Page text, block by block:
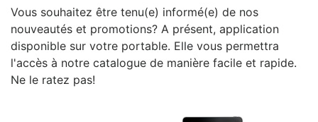
Vous souhaitez être tenu(e) informé(e) de nos
nouveautés et promotions? A présent, application
disponible sur votre portable. Elle vous permettra
l'accès à notre catalogue de manière facile et rapide.
Ne le ratez pas!